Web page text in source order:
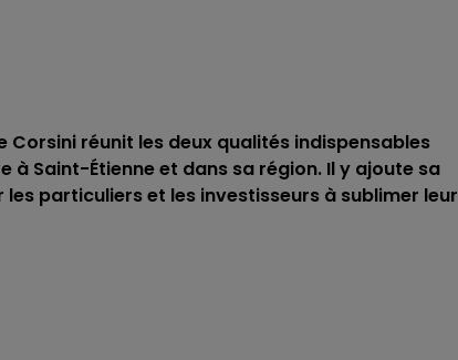
réunit les deux qualités indispensables
à Saint-Étienne et dans sa région. Il y ajoute sa
particuliers et les investisseurs à sublimer leur